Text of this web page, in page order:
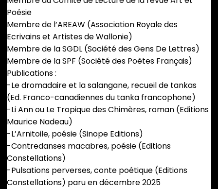
Poésie
Membre de l’AREAW (Association Royale des
Ecrivains et Artistes de Wallonie)
Membre de la SGDL (Société des Gens De Lettres)
Membre de la SPF (Société des Poètes Français)
Publications :
-Le dromadaire et la salangane, recueil de tankas
(Ed. Franco-canadiennes du tanka francophone)
-Li Ann ou Le Tropique des Chimères, roman (Editions
Maurice Nadeau)
-L’Arnitoile, poésie (Sinope Editions)
-Contredanses macabres, poésie (Editions
Constellations)
-Pulsations perverses, conte poétique (Editions
Constellations) paru en décembre 2025